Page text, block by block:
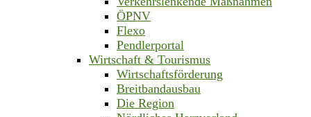
ÖPNV
Flexo
Pendlerportal
Wirtschaft & Tourismus
Wirtschaftsförderung
Breitbandausbau
Die Region